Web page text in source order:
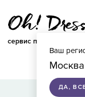
сервис по подбору
Ваш
Москва
ДА,